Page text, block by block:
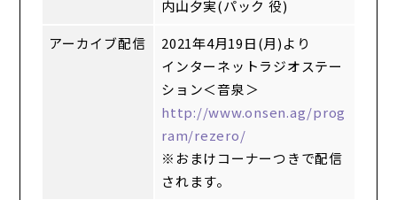
内山夕実(パック 役)
アーカイブ配信
2021年4月19日(月)より
インターネットラジオステー
ション＜音泉＞
http://www.onsen.ag/prog
ram/rezero/
※おまけコーナーつきで配信
されます。